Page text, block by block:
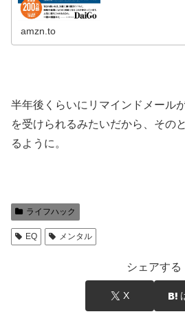
amzn.to
半年後くらいにリマインドメール
を受けられるみたいだから、その
るように。
ライフハック
EQ メンタル
シェアする
X